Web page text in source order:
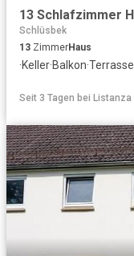
Schlüsbek
13 ZimmerHaus
·Keller·Balkon·Terrasse
Seit 3 Tagen bei Listanza